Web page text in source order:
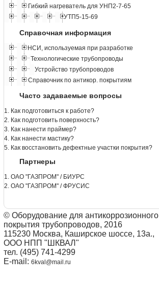
Гибкий нагреватель для УНП2-7-65
УТП5-15-69
Справочная информация
НСИ, используемая при разработке
Технологические трубопроводы
Устройство трубопроводов
Справочник по антикор. покрытиям
Часто задаваемые вопросы
1. Как подготовиться к работе?
2. Как подготовить поверхность?
3. Как нанести праймер?
4. Как нанести мастику?
5. Как восстановить дефектные участки покрытия?
Партнеры
1. ОАО "ГАЗПРОМ" / БИУРС
2. ОАО "ГАЗПРОМ" / ФРУСИС
© Оборудование для антикоррозионного
покрытия трубопроводов, 2016
115230 Москва, Каширское шоссе, 13а.,
ООО НПП "ШКВАЛ"
тел. (495) 741-4299
E-mail: 6kval@mail.ru